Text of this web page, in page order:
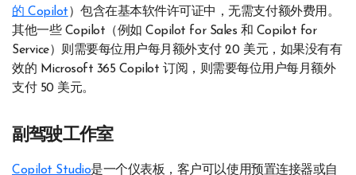
的 Copilot ）包含在基本软件许可证中，无需支付额外费用。
其他一些 Copilot（例如 Copilot for Sales 和 Copilot for
Service）则需要每位用户每月额外支付 20 美元，如果没有有
效的 Microsoft 365 Copilot 订阅，则需要每位用户每月额外
支付 50 美元。
副驾驶工作室
Copilot Studio是一个仪表板，客户可以使用预置连接器或自